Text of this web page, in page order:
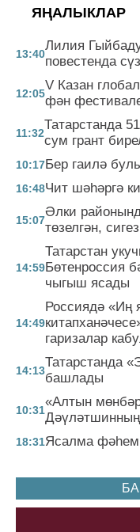
ЯҢАЛЫКЛАР
13:40
Лилия
повестенда
12:05
V Казан
фән
11:32
Татарстанда
сум грант
10:17Бер гаилә
16:48Чит шәһәргә
15:07
Әлки
төзелгән,
14:59
Татарстан
Бөтенроссия
чыгыш ясады
14:49
Россиядә «Иң
гаризалар
14:13
Татарстанда
башлады
10:31
«Алтын
18:31Ясалма